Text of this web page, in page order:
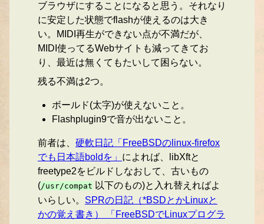
ブラウザにすることになると思う。それなり
に安定した状態でflashが使えるのは大き
い。MIDI再生ができない点が不満だが、
MIDI使ってるWebサイトも減ってきてお
り、最近は無くてもたいして困らない。
残る不満は2つ。
ボールド(太字)が使えないこと。
Flashplugin9で音が出ないこと。
前者は、 硬軟日記「FreeBSDのlinux-firefox
でも日本語boldを」 によれば、libXftと
freetype2をビルドしなおして、古いもの
(/usr/compat 以下のもの)と入れ替えればよ
いらしい。 SPRの日記（*BSDとかLinuxと
かの覚え書き） 「FreeBSDでLinuxプログラ